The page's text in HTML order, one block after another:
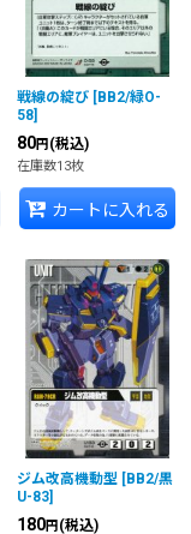
戦線の綻び [BB2/緑O-
58]
80円 (税込)
在庫数13枚
カートに入れる
ジム改高機動型 [BB2/黒
U-83]
180円 (税込)